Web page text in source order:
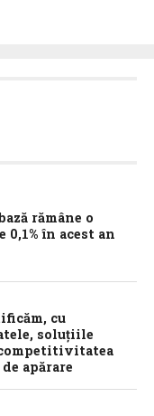
rămâne o
0,1% în acest an
cu
soluțiile
apărare